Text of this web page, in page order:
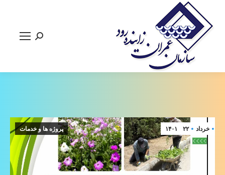
جستجو:
خرداد ۲۲ ۱۴۰۱ پروژه ها و خدمات